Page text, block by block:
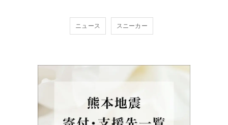
ニュース スニーカー